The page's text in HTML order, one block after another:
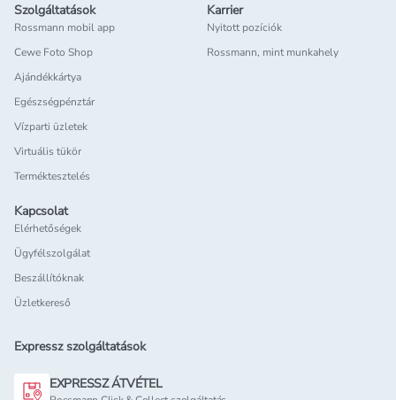
Szolgáltatások
Rossmann mobil app
Cewe Foto Shop
Ajándékkártya
Egészségpénztár
Vízparti üzletek
Virtuális tükör
Terméktesztelés
Karrier
Nyitott pozíciók
Rossmann, mint munkahely
Kapcsolat
Elérhetőségek
Ügyfélszolgálat
Beszállítóknak
Üzletkereső
Expressz szolgáltatások
EXPRESSZ ÁTVÉTEL